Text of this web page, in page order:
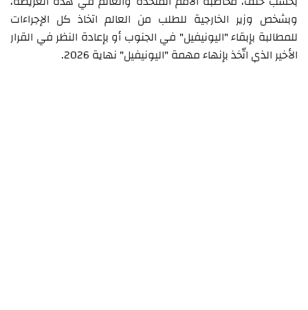
وبشخص وزير الخارجية للطلب من العالم اتخاذ كل الإجراءات
للمطالبة بإبقاء "اليونيفيل" في الجنوب أو بإعادة النظر في القرار
الأخير الذي اتّخذ بإنهاء مهمة "اليونيفيل" نهاية 2026.